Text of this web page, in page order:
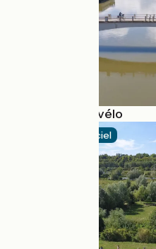
La Charente à vélo
Itinéraire officiel